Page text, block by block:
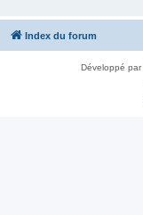
Index du forum
Développé par